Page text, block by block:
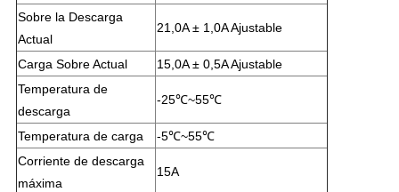
Sobre la Descarga
Actual
21,0A ± 1,0A Ajustable
Carga Sobre Actual
15,0A ± 0,5A Ajustable
Temperatura de
descarga
-25℃~55℃
Temperatura de carga
-5℃~55℃
Corriente de descarga
máxima
15A